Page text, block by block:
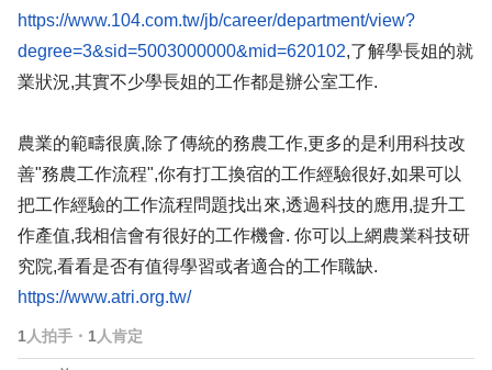
https://www.104.com.tw/jb/career/department/view?
degree=3&sid=5003000000&mid=620102,了解學長姐的就
業狀況,其實不少學長姐的工作都是辦公室工作.
農業的範疇很廣,除了傳統的務農工作,更多的是利用科技改
善"務農工作流程",你有打工換宿的工作經驗很好,如果可以
把工作經驗的工作流程問題找出來,透過科技的應用,提升工
作產值,我相信會有很好的工作機會. 你可以上網農業科技研
究院,看看是否有值得學習或者適合的工作職缺.
https://www.atri.org.tw/
1 人拍手 ・ 1 人肯定